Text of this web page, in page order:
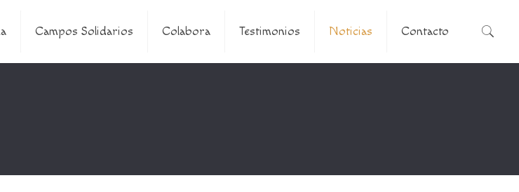
Campos Solidarios Colabora Testimonios Noticias Contacto